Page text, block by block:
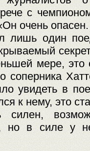
с
очень
лишь один
мере,
соперника
увидеть в
к нему, это
но в силе у